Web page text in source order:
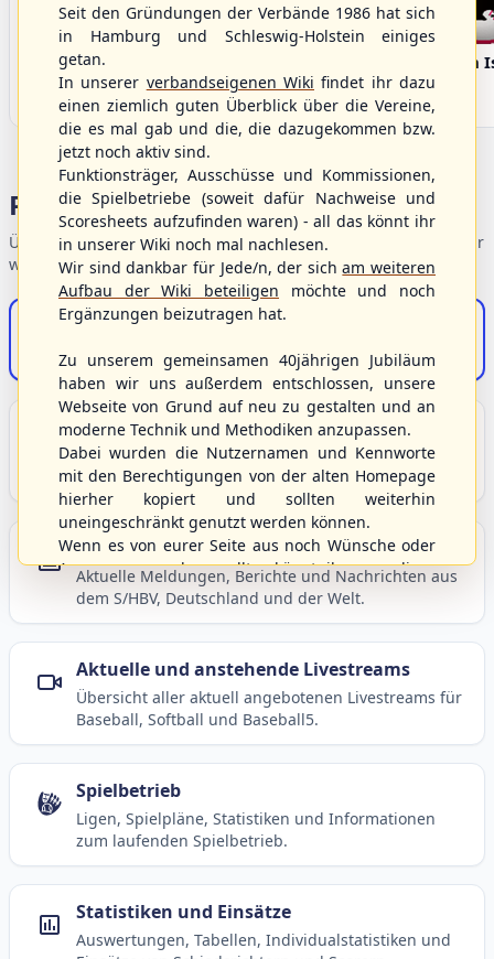
Bargenstedt
Beavers
Fehmarn
Portalbereiche
Übersicht der Verbandsbereiche – wählen Sie einen Einstieg für
weiterführende Informationen.
S/HBV-Shop
Der Onlineshop des S/HBV
Unser Sport
Grundlagen und Hintergründe zu Baseball, Softball
und Baseball5.
Berichte und Neuigkeiten
Aktuelle Meldungen, Berichte und Nachrichten aus
dem S/HBV, Deutschland und der Welt.
Aktuelle und anstehende Livestreams
Übersicht aller aktuell angebotenen Livestreams für
Baseball, Softball und Baseball5.
Spielbetrieb
Ligen, Spielpläne, Statistiken und Informationen
zum laufenden Spielbetrieb.
Statistiken und Einsätze
Auswertungen, Tabellen, Individualstatistiken und
Seit den Gründungen der Verbände 1986 hat sich
in Hamburg und Schleswig-Holstein einiges
getan.
In unserer verbandseigenen Wiki findet ihr dazu
einen ziemlich guten Überblick über die Vereine,
die es mal gab und die, die dazugekommen bzw.
jetzt noch aktiv sind.
Funktionsträger, Ausschüsse und Kommissionen,
die Spielbetriebe (soweit dafür Nachweise und
Scoresheets aufzufinden waren) - all das könnt ihr
in unserer Wiki noch mal nachlesen.
Wir sind dankbar für Jede/n, der sicham weiteren
Aufbau der Wiki beteiligen möchte und noch
Ergänzungen beizutragen hat.
Zu unserem gemeinsamen 40jährigen Jubiläum
haben wir uns außerdem entschlossen, unsere
Webseite von Grund auf neu zu gestalten und an
moderne Technik und Methodiken anzupassen.
Dabei wurden die Nutzernamen und Kennworte
mit den Berechtigungen von der alten Homepage
hierher kopiert und sollten weiterhin
uneingeschränkt genutzt werden können.
Wenn es von eurer Seite aus noch Wünsche oder
Anregungen geben sollte, könnt ihr uns diese
gerne an die Verbandsadresseinfo@shbvnet.de